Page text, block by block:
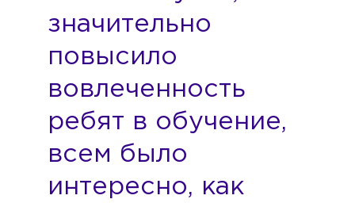
значительно
повысило
вовлеченность
ребят в обучение,
всем было
интересно, как